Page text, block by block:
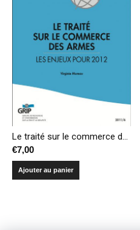
Le traité sur le commerce des armes – Les enjeux pour 2012
€7,00
Ajouter au panier